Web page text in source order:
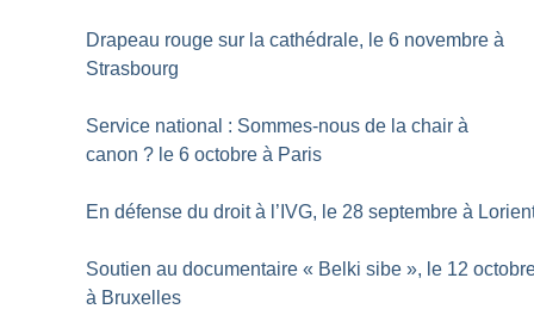
Drapeau rouge sur la cathédrale, le 6 novembre à
Strasbourg
Service national : Sommes-nous de la chair à
canon ? le 6 octobre à Paris
En défense du droit à l’IVG, le 28 septembre à
Soutien au documentaire « Belki sibe », le 12
à Bruxelles